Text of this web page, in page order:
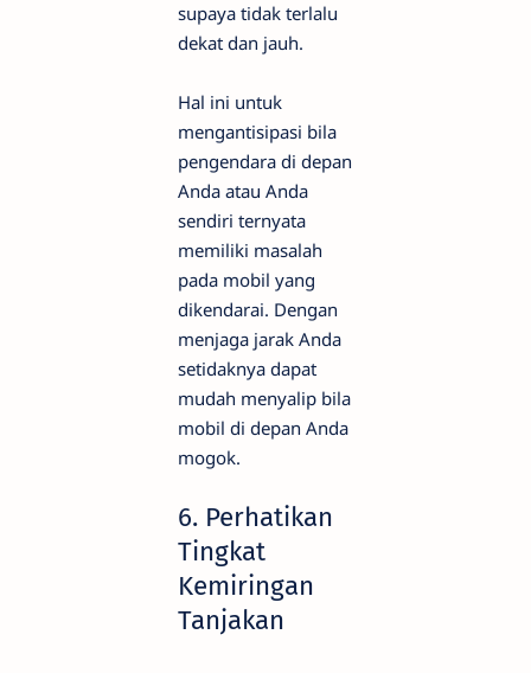
supaya tidak terlalu
dekat dan jauh.
Hal ini untuk
mengantisipasi bila
pengendara di depan
Anda atau Anda
sendiri ternyata
memiliki masalah
pada mobil yang
dikendarai. Dengan
menjaga jarak Anda
setidaknya dapat
mudah menyalip bila
mobil di depan Anda
mogok.
6. Perhatikan
Tingkat
Kemiringan
Tanjakan